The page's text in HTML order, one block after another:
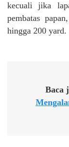
kecuali jika
pembatas
hingga 200 yard.
Baca